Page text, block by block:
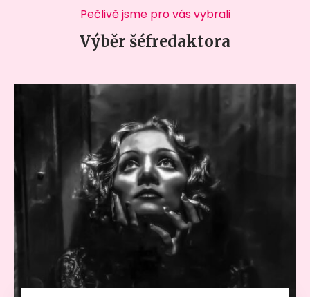
Pečlivě jsme pro vás vybrali
Výběr šéfredaktora